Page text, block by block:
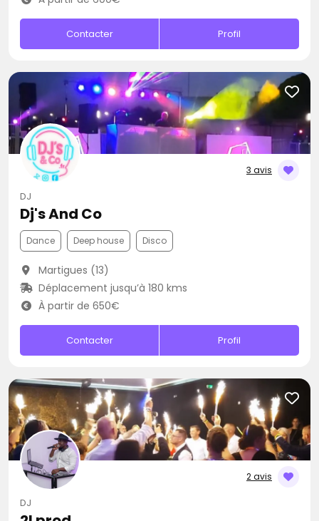
Contacter Profil
3 avis
DJ
Dj's And Co
Dance Deep house Disco
Martigues (13)
Déplacement jusqu’à 180 kms
À partir de 650€
Contacter Profil
2 avis
DJ